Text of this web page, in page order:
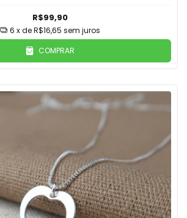
R$99,90
6 x deR$16,65 sem juros
COMPRAR